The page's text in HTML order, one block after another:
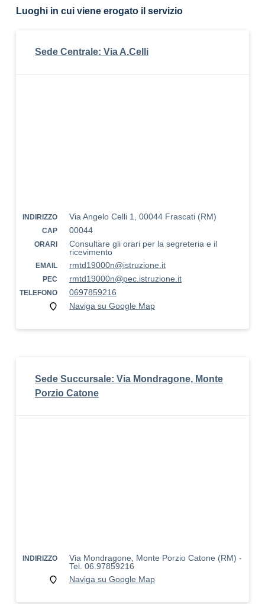
Luoghi in cui viene erogato il servizio
Sede Centrale: Via A.Celli
INDIRIZZO Via Angelo Celli 1, 00044 Frascati (RM)
CAP 00044
ORARI
Consultare gli orari per la segreteria e il
ricevimento
EMAIL rmtd19000n@istruzione.it
PEC rmtd19000n@pec.istruzione.it
TELEFONO
0697859216
Naviga su Google Map
Sede Succursale: Via Mondragone, Monte
Porzio Catone
INDIRIZZO
Via Mondragone, Monte Porzio Catone (RM) -
Tel. 06.97859216
Naviga su Google Map